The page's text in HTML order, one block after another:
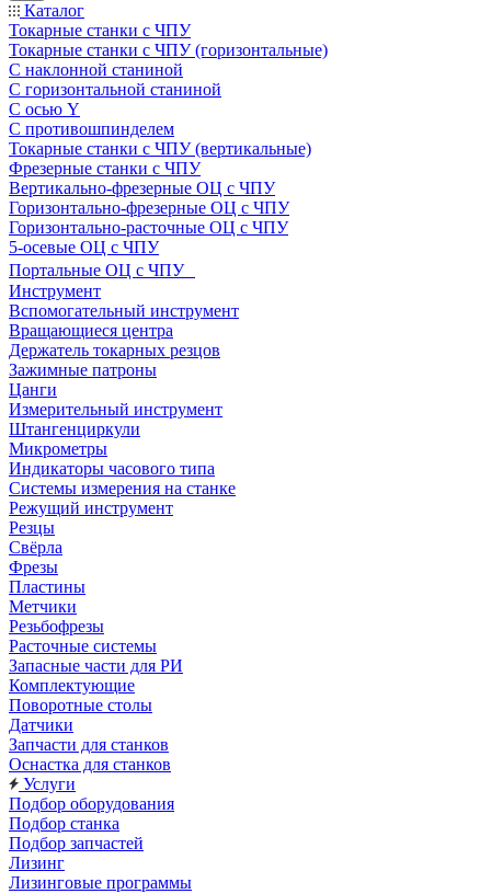
Каталог
Токарные станки с ЧПУ
Токарные станки с ЧПУ (горизонтальные)
С наклонной станиной
С горизонтальной станиной
С осью Y
С противошпинделем
Токарные станки с ЧПУ (вертикальные)
Фрезерные станки с ЧПУ
Вертикально-фрезерные ОЦ с ЧПУ
Горизонтально-фрезерные ОЦ с ЧПУ
Горизонтально-расточные ОЦ с ЧПУ
5-осевые ОЦ с ЧПУ
Портальные ОЦ с ЧПУ
Инструмент
Вспомогательный инструмент
Вращающиеся центра
Держатель токарных резцов
Зажимные патроны
Цанги
Измерительный инструмент
Штангенциркули
Микрометры
Индикаторы часового типа
Системы измерения на станке
Режущий инструмент
Резцы
Свёрла
Фрезы
Пластины
Метчики
Резьбофрезы
Расточные системы
Запасные части для РИ
Комплектующие
Поворотные столы
Датчики
Запчасти для станков
Оснастка для станков
Услуги
Подбор оборудования
Подбор станка
Подбор запчастей
Лизинг
Лизинговые программы